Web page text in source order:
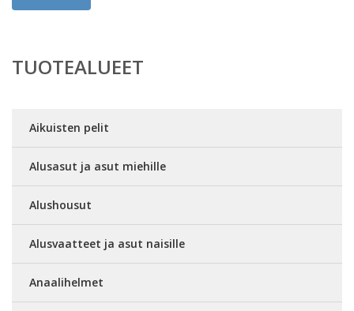
TUOTEALUEET
Aikuisten pelit
Alusasut ja asut miehille
Alushousut
Alusvaatteet ja asut naisille
Anaalihelmet